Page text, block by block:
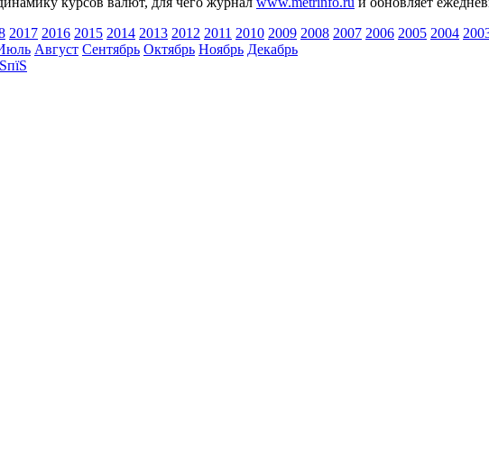
2017 2016 2015 2014 2013 2012 2011 2010 2009 2008 2007 2006 2005 2004
Август Сентябрь Октябрь Ноябрь Декабрь